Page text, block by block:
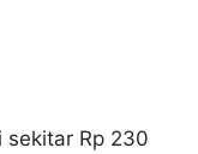
sekitar Rp 230